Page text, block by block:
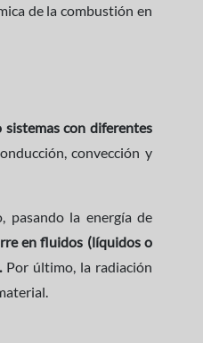
de la combustión en
con diferentes
convección y
pasando la energía de
en fluidos (líquidos o
Por último, la radiación